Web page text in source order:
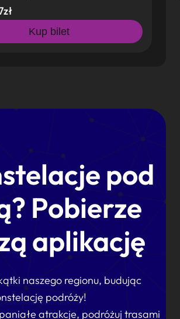
Kup bilet
pod
Pobierze
aplikację
naszego regionu, budując
podróży!
atrakcje, podróżuj trasami